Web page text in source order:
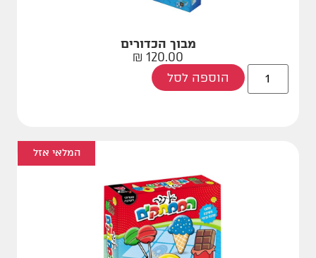
מבוך הכדורים
120.00
₪
הוספה לסל
המלאי אזל